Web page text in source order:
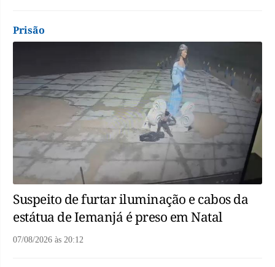
Prisão
Suspeito de furtar iluminação e cabos da
estátua de Iemanjá é preso em Natal
07/08/2026 às 20:12